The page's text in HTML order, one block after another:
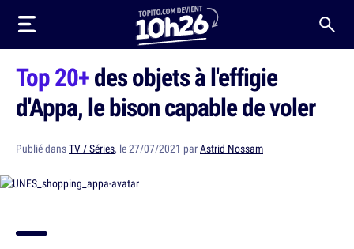
Top 20+des objets à l'effigie
d'Appa, le bison capable de voler
Publié dansTV / Séries, le 27/07/2021 parAstrid Nossam